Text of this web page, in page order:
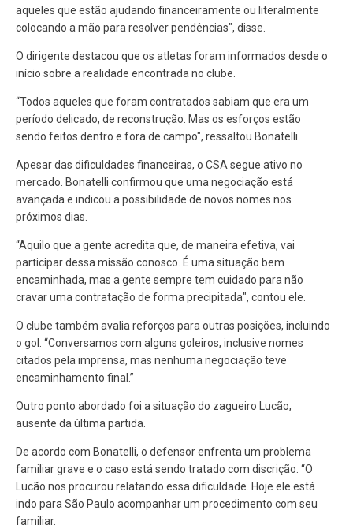
aqueles que estão ajudando financeiramente ou literalmente
colocando a mão para resolver pendências", disse.
O dirigente destacou que os atletas foram informados desde o
início sobre a realidade encontrada no clube.
“Todos aqueles que foram contratados sabiam que era um
período delicado, de reconstrução. Mas os esforços estão
sendo feitos dentro e fora de campo", ressaltou Bonatelli.
Apesar das dificuldades financeiras, o CSA segue ativo no
mercado. Bonatelli confirmou que uma negociação está
avançada e indicou a possibilidade de novos nomes nos
próximos dias.
“Aquilo que a gente acredita que, de maneira efetiva, vai
participar dessa missão conosco. É uma situação bem
encaminhada, mas a gente sempre tem cuidado para não
cravar uma contratação de forma precipitada", contou ele.
O clube também avalia reforços para outras posições, incluindo
o gol. “Conversamos com alguns goleiros, inclusive nomes
citados pela imprensa, mas nenhuma negociação teve
encaminhamento final.”
Outro ponto abordado foi a situação do zagueiro Lucão,
ausente da última partida.
De acordo com Bonatelli, o defensor enfrenta um problema
familiar grave e o caso está sendo tratado com discrição. “O
Lucão nos procurou relatando essa dificuldade. Hoje ele está
indo para São Paulo acompanhar um procedimento com seu
familiar.